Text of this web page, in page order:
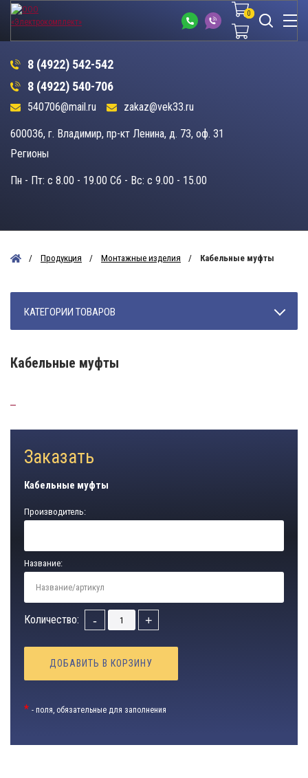
8 (4922) 542-542
8 (4922) 540-706
540706@mail.ru zakaz@vek33.ru
600036, г. Владимир, пр-кт Ленина, д. 73, оф. 31
Регионы
Пн - Пт: c 8.00 - 19.00 Сб - Вс: c 9.00 - 15.00
00
Продукция Монтажные изделия Кабельные муфты
КАТЕГОРИИ ТОВАРОВ
Кабельные муфты
Заказать
Кабельные муфты
Производитель:
Название:
Количество: - +
ДОБАВИТЬ В КОРЗИНУ
* - поля, обязательные для заполнения